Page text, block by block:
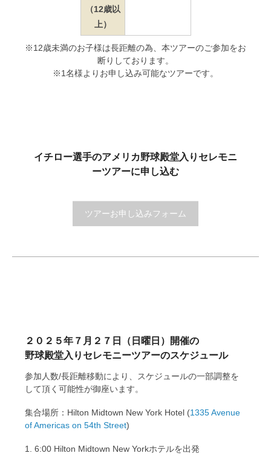
（12歳以
上）
※12歳未満のお子様は長距離の為、本ツアーのご参加をお
断りしております。
※1名様よりお申し込み可能なツアーです。
イチロー選手のアメリカ野球殿堂入りセレモニ
ーツアーに申し込む
ツアーお申し込みフォーム
２０２５年７月２７日（日曜日）開催の
野球殿堂入りセレモニーツアーのスケジュール
参加人数/長距離移動により、スケジュールの一部調整を
して頂く可能性が御座います。
集合場所：Hilton Midtown New York Hotel (1335 Avenue
of Americas on 54th Street)
1. 6:00 Hilton Midtown New Yorkホテルを出発